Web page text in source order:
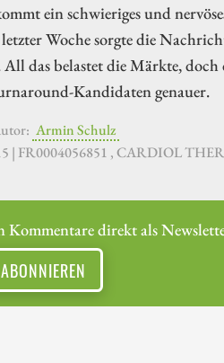
ein schwieriges und
Woche sorgte die
das belastet die Märkte,
Kandidaten genauer.
Armin Schulz
| FR0004056851 , CARDIOL
Kommentare direkt als